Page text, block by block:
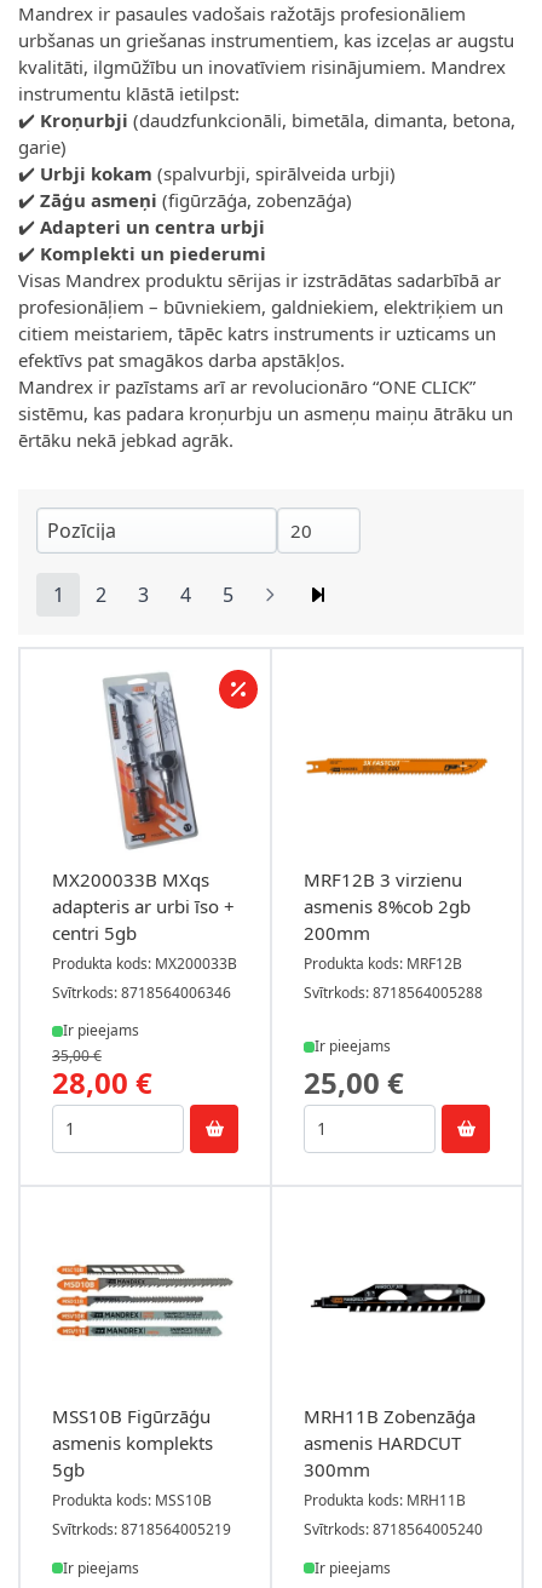
Mandrex ir pasaules vadošais ražotājs profesionāliem
urbšanas un griešanas instrumentiem, kas izceļas ar augstu
kvalitāti, ilgmūžību un inovatīviem risinājumiem. Mandrex
instrumentu klāstā ietilpst:
✔️ Kroņurbji (daudzfunkcionāli, bimetāla, dimanta, betona,
garie)
✔️ Urbji kokam (spalvurbji, spirālveida urbji)
✔️ Zāģu asmeņi (figūrzāģa, zobenzāģa)
✔️ Adapteri un centra urbji
✔️ Komplekti un piederumi
Visas Mandrex produktu sērijas ir izstrādātas sadarbībā ar
profesionāļiem – būvniekiem, galdniekiem, elektriķiem un
citiem meistariem, tāpēc katrs instruments ir uzticams un
efektīvs pat smagākos darba apstākļos.
Mandrex ir pazīstams arī ar revolucionāro “ONE CLICK”
sistēmu, kas padara kroņurbju un asmeņu maiņu ātrāku un
ērtāku nekā jebkad agrāk.
You're currently reading page
1 Lapa
2 Lapa
3 Lapa
4 Lapa
5
MX200033B MXqs
adapteris ar urbi īso +
centri 5gb
Produkta kods: MX200033B
Svītrkods: 8718564006346
Ir pieejams
28,00 €
35,00 €
MRF12B 3 virzienu
asmenis 8%cob 2gb
200mm
Produkta kods: MRF12B
Svītrkods: 8718564005288
Ir pieejams
25,00 €
MSS10B Figūrzāģu
asmenis komplekts
5gb
Produkta kods: MSS10B
Svītrkods: 8718564005219
Ir pieejams
MRH11B Zobenzāģa
asmenis HARDCUT
300mm
Produkta kods: MRH11B
Svītrkods: 8718564005240
Ir pieejams